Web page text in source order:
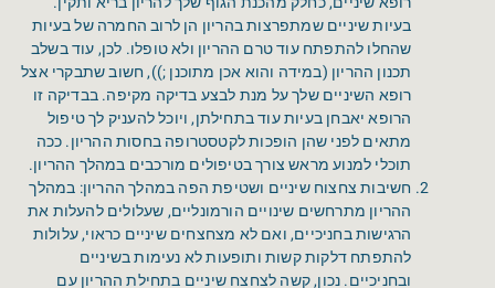
בעיות שיניים שמתפרצות בהריון הן לרוב החמרה של בעיות
שהחלו להתפתח עוד טרם ההריון ולא טופלו. לכן, עוד בשלב
תכנון ההריון (במידה והוא אכן מתוכנן ;)), חשוב שתבקרי אצל
רופא השיניים שלך על מנת לבצע בדיקה מקיפה. בבדיקה זו
הרופא יאבחן בעיות עוד בתחילתן, ויוכל להעניק לך טיפול
מתאים לפני שהן הופכות לקטסטרופה בחסות ההריון. ככה
תוכלי למנוע מראש צורך בטיפולים מורכבים במהלך ההריון.
חשיבות צחצוח שיניים ושטיפת הפה במהלך ההריון: במהלך
ההריון מתרחשים שינויים הורמונליים, שעלולים להעלות את
הרגישות בחניכיים, ואם לא מצחצחים שיניים כראוי, עלולות
להתפתח דלקות קשות ותופעות לא נעימות בשיניים
ובחניכיים. נכון, קשה לצחצח שיניים בתחילת ההריון עם